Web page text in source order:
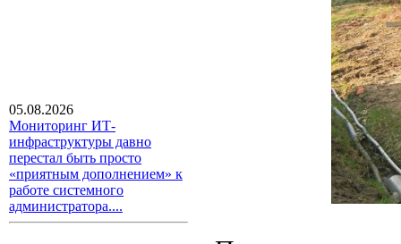
05.08.2026
Мониторинг ИТ-
инфраструктуры давно
перестал быть просто
«приятным дополнением» к
работе системного
администратора....